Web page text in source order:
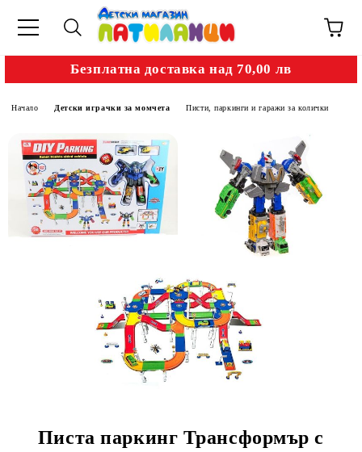
Безплатна доставка над 70,00 лв
Начало Детски играчки за момчета Писти, паркинги и гаражи за колички
Писта паркинг Трансформър с